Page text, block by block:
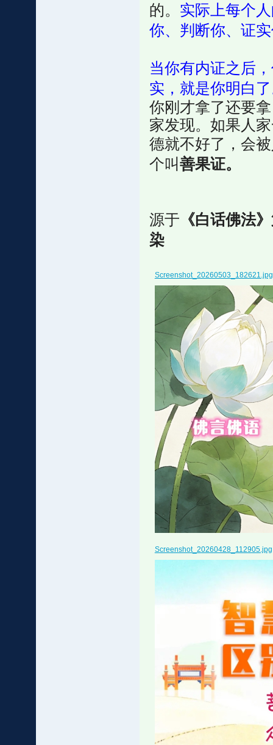
的。 实际上每个
你、判断你、证
当你有内证之后
实，就是你明白
你刚才拿了还要
家发现。如果人
德就不好了，会
个叫善果证。
源于 《白话佛法
染
Screenshot_20260503_182621.jpg
Screenshot_20260428_112905.jpg